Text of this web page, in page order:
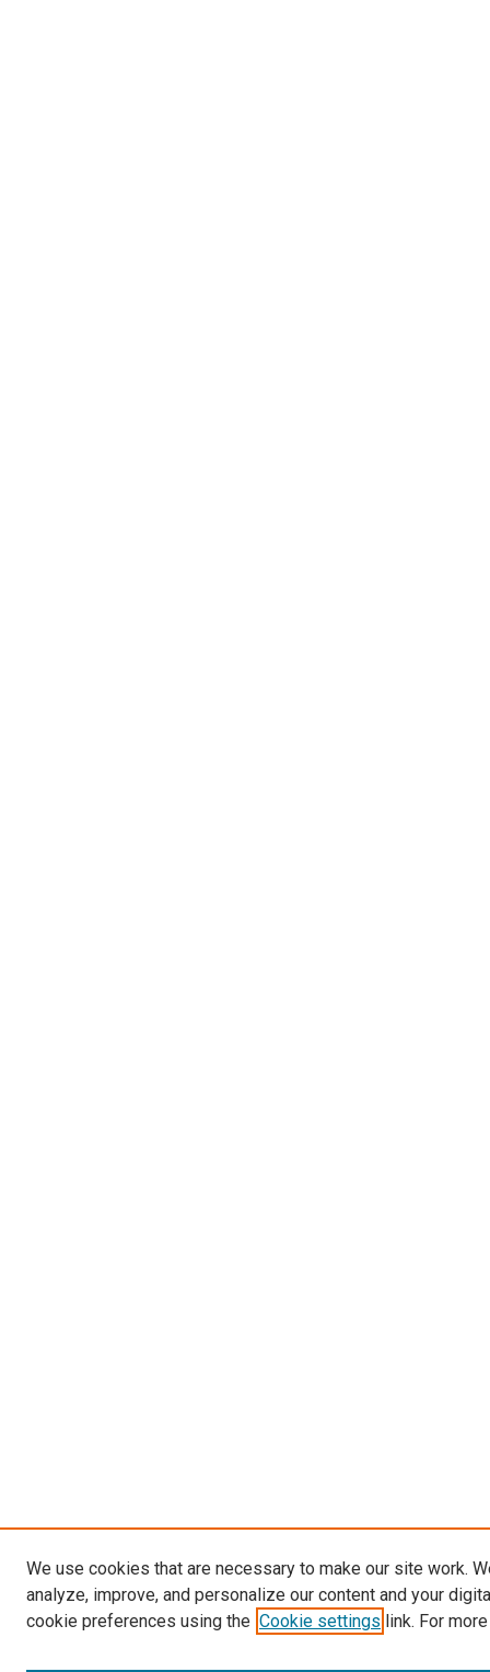
We use cookies that are necessary to make our site work.
analyze, improve, and personalize our content and your
cookie preferences using the Cookie settings link. For